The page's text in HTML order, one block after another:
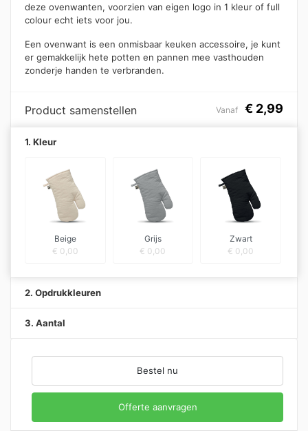
deze ovenwanten, voorzien van eigen logo in 1 kleur of full
colour echt iets voor jou.
Een ovenwant is een onmisbaar keuken accessoire, je kunt
er gemakkelijk hete potten en pannen mee vasthouden
zonderje handen te verbranden.
Product samenstellen Vanaf € 2,99
1. Kleur
Beige
€ 0,00
Grijs
€ 0,00
Zwart
€ 0,00
2. Opdrukkleuren
3. Aantal
Bestel nu
Offerte aanvragen